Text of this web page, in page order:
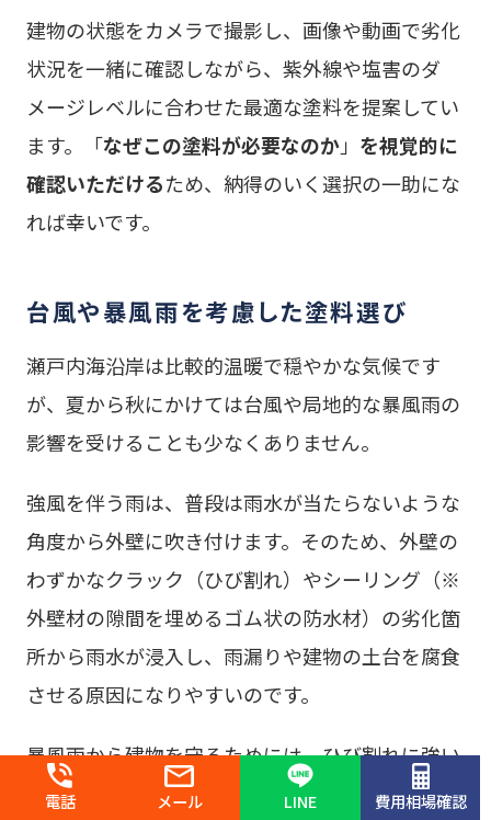
建物の状態をカメラで撮影し、画像や動画で劣化
状況を一緒に確認しながら、紫外線や塩害のダ
メージレベルに合わせた最適な塗料を提案してい
ます。「なぜこの塗料が必要なのか」 を視覚的に
確認いただけるため、納得のいく選択の一助にな
れば幸いです。
台風や暴風雨を考慮した塗料選び
瀬戸内海沿岸は比較的温暖で穏やかな気候です
が、夏から秋にかけては台風や局地的な暴風雨の
影響を受けることも少なくありません。
強風を伴う雨は、普段は雨水が当たらないような
角度から外壁に吹き付けます。そのため、外壁の
わずかなクラック（ひび割れ）やシーリング（※
外壁材の隙間を埋めるゴム状の防水材）の劣化箇
所から雨水が浸入し、雨漏りや建物の土台を腐食
させる原因になりやすいのです。
暴風雨から建物を守るためには、ひび割れに強い
弾性塗料の使用や、防水性の高いシーリング材を
電話 メール LINE 費用相場確認